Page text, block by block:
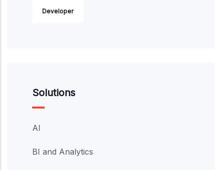
Developer
Solutions
AI
BI and Analytics